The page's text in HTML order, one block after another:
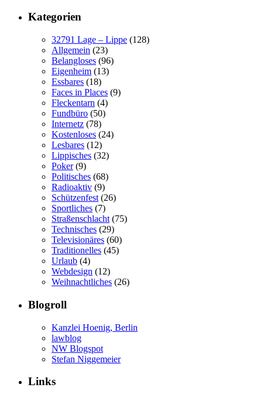
Kategorien
32791 Lage – Lippe (128)
Allgemein (23)
Belangloses (96)
Eigenheim (13)
Essbares (18)
Faces in Places (9)
Fleckentarn (4)
Fundbüro (50)
Internetz (78)
Kostenloses (24)
Lesbares (12)
Lippisches (32)
Poker(9)
Politisches (68)
Radioaktiv (9)
Schützenfest (26)
Sportliches (7)
Straßenschlacht (75)
Technisches (29)
Televisionäres (60)
Traditionelles (45)
Urlaub (4)
Webdesign (12)
Weihnachtliches (26)
Blogroll
Kanzlei Hoenig, Berlin
lawblog
NW Blogspot
Stefan Niggemeier
Links